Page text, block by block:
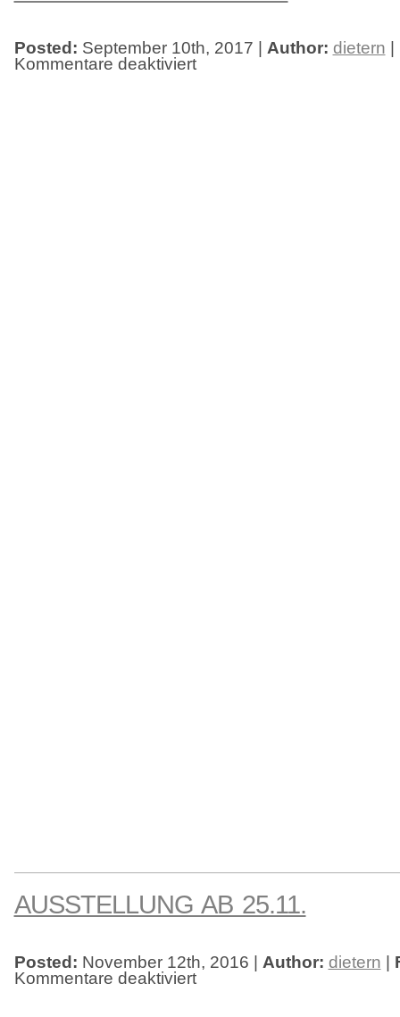
Posted: September 10th, 2017 | Author: dietern
Kommentare deaktiviertfür
Berührungspunkte
AUSSTELLUNG AB 25.11.
Posted: November 12th, 2016 | Author: dietern |
Kommentare deaktiviertfür
Ausstellung